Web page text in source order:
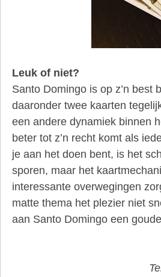
Leuk of niet?
Santo Domingo is op z’n best
daaronder twee kaarten
een andere dynamiek binnen
beter tot z’n recht komt als
je aan het doen bent, is het
sporen, maar het
interessante overwegingen
matte thema het plezier niet
aan Santo Domingo een